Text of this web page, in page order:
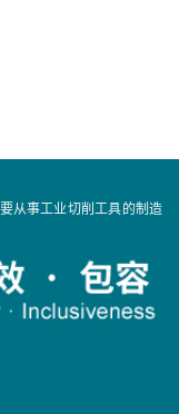
从事工业切削工具的制造